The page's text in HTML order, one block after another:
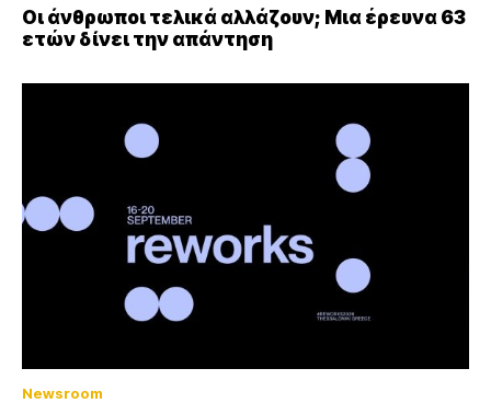
Οι άνθρωποι τελικά αλλάζουν; Μια έρευνα 63
ετών δίνει την απάντηση
Newsroom